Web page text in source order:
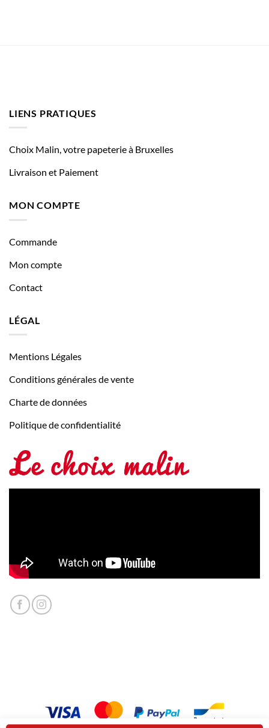
LIENS PRATIQUES
Choix Malin, votre papeterie à Bruxelles
Livraison et Paiement
MON COMPTE
Commande
Mon compte
Contact
LÉGAL
Mentions Légales
Conditions générales de vente
Charte de données
Politique de confidentialité